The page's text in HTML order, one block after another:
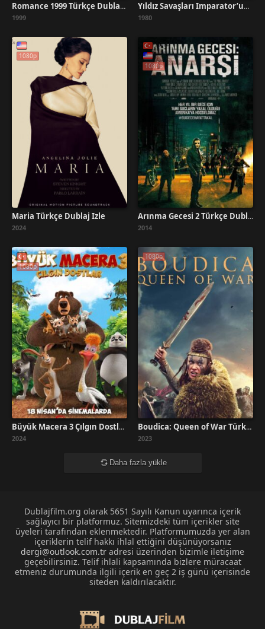
Romance 1999 Türkçe Dublaj İzle
1999
Yıldız Savaşları İmparator’un Dönüşü Türkçe Dublaj İzle
1980
1080p
Maria Türkçe Dublaj İzle
2024
1080p
Arınma Gecesi 2 Türkçe Dublaj İzle
2014
1080p
Büyük Macera 3 Çılgın Dostlar İzle
2024
1080p
Boudica: Queen of War Türkçe Dublaj İzle
2023
Daha fazla yükle
Dublajfilm.org olarak 5651 Sayılı Kanun uyarınca içerik
sağlayıcı bir platformuz. Sitemizdeki tüm içerikler site
üyeleri tarafından eklenmektedir. Platformumuzda yer alan
içeriklerin telif hakkı ihlal ettiğini düşünüyorsanız
dergi@outlook.com.tr adresi üzerinden bizimle iletişime
geçebilirsiniz. Telif ihlali kapsamında bizlere müracaat
etmeniz durumunda ilgili içerik en geç 2 iş günü içerisinde
siteden kaldırılacaktır.